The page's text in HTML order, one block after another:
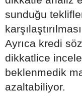
sunduğu
Ayrıca kredi
dikkatlice
beklenmedik
azaltabiliyor.